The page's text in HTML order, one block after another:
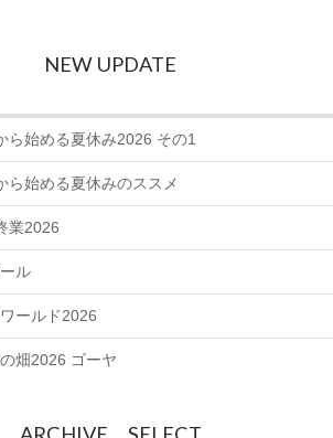
NEW UPDATE
ら始める夏休み2026 その1
ら始める夏休みのススメ
業2026
ル
ールド2026
畑2026 ゴーヤ